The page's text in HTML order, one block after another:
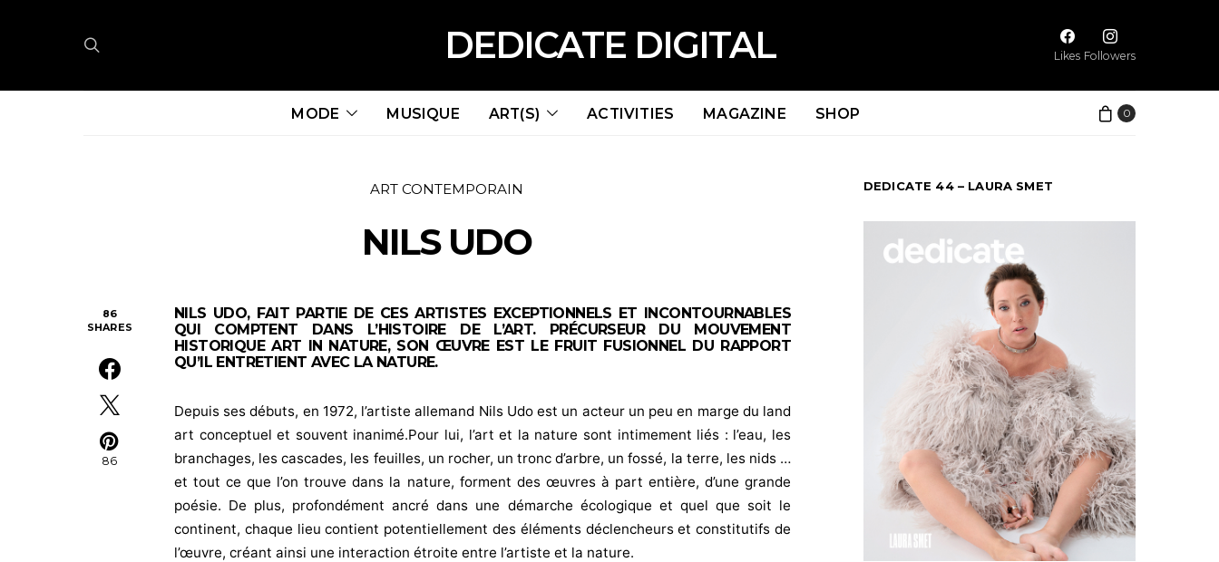
DEDICATE DIGITAL Likes Followers
MODE MUSIQUE ART(S) ACTIVITIES MAGAZINE SHOP 0
ART CONTEMPORAIN
NILS UDO
86
SHARES
86
NILS UDO, FAIT PARTIE DE CES ARTISTES EXCEPTIONNELS ET INCONTOURNABLES
QUI COMPTENT DANS L’HISTOIRE DE L’ART. PRÉCURSEUR DU MOUVEMENT
HISTORIQUE ART IN NATURE, SON ŒUVRE EST LE FRUIT FUSIONNEL DU RAPPORT
QU’IL ENTRETIENT AVEC LA NATURE.
Depuis ses débuts, en 1972, l’artiste allemand Nils Udo est un acteur un peu en marge du land
art conceptuel et souvent inanimé.Pour lui, l’art et la nature sont intimement liés : l’eau, les
branchages, les cascades, les feuilles, un rocher, un tronc d’arbre, un fossé, la terre, les nids …
et tout ce que l’on trouve dans la nature, forment des œuvres à part entière, d’une grande
poésie. De plus, profondément ancré dans une démarche écologique et quel que soit le
continent, chaque lieu contient potentiellement des éléments déclencheurs et constitutifs de
l’œuvre, créant ainsi une interaction étroite entre l’artiste et la nature.
DEDICATE 44 – LAURA SMET